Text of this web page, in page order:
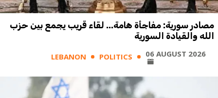
مصادر سورية: مفاجأة هامة... لقاء قريب يجمع بين حزب
الله والقيادة السورية
LEBANON POLITICS 06 AUGUST 2026